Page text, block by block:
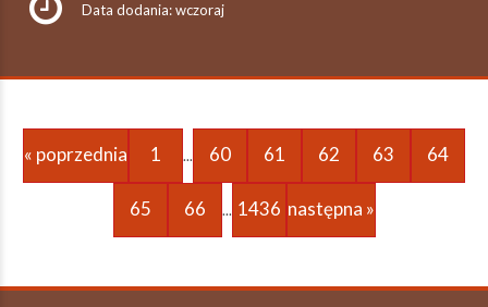
Data dodania: wczoraj
« poprzednia 1 ... 60 61 62 63 64
65 66 ... 1436 następna »